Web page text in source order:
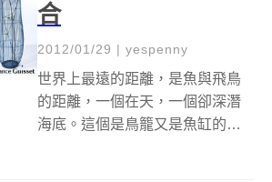
合
2012/01/29 | yespenny
世界上最遠的距離，是魚與飛鳥
的距離，一個在天，一個卻深潛
海底。這個是鳥籠又是魚缸的產